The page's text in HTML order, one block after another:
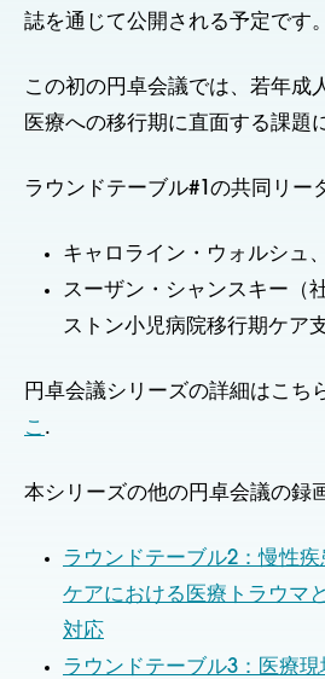
誌を通じて公開される予定です
この初の円卓会議では、若年成
医療への移行期に直面する課題
ラウンドテーブル#1の共同リー
キャロライン・ウォルシュ
スーザン・シャンスキー（
ストン小児病院移行期ケア
円卓会議シリーズの詳細はこち
こ .
本シリーズの他の円卓会議の録
ラウンドテーブル2：慢性
ケアにおける医療トラウマ
対応
ラウンドテーブル3：医療